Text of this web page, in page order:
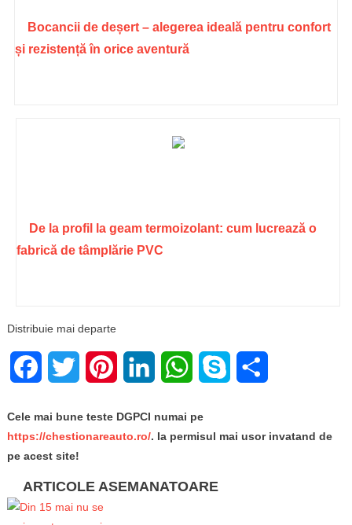
Bocancii de deșert – alegerea ideală pentru confort
și rezistență în orice aventură
De la profil la geam termoizolant: cum lucrează o
fabrică de tâmplărie PVC
Distribuie mai departe
FacebookTwitter PinterestLinkedIn WhatsApp
Skype
Cele mai bune teste DGPCI numai pe
https://chestionareauto.ro/. Ia permisul mai usor invatand de
pe acest site!
ARTICOLE ASEMANATOARE